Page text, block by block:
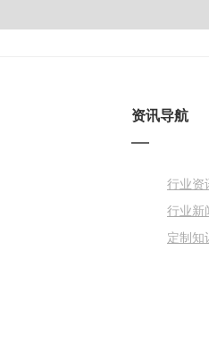
资讯导航
行业资
行业新
定制知